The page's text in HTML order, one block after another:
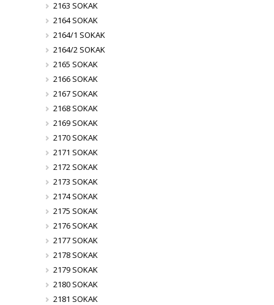
2163 SOKAK
2164 SOKAK
2164/1 SOKAK
2164/2 SOKAK
2165 SOKAK
2166 SOKAK
2167 SOKAK
2168 SOKAK
2169 SOKAK
2170 SOKAK
2171 SOKAK
2172 SOKAK
2173 SOKAK
2174 SOKAK
2175 SOKAK
2176 SOKAK
2177 SOKAK
2178 SOKAK
2179 SOKAK
2180 SOKAK
2181 SOKAK